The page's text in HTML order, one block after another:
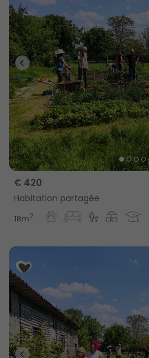
€ 420
Habitation partagée
18m2